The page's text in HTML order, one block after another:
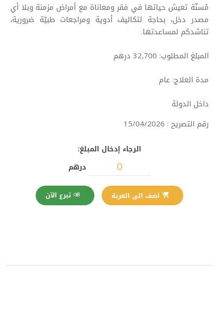
مُسنّة تعيش حياتها في فقر ومعاناة مع أمراض مزمنة وبلا أي
مصدر دخل، بحاجة لتكاليف أدوية ومراجعات طبيّة ضرورية،
تناشدكم لمساعدتها.
المبلغ المطلوب: 32,700 درهم
مدة العلاج: عام
داخل الدولة
رقم التصريح : 15/04/2026
الرجاء إدخال المبلغ:
درهم